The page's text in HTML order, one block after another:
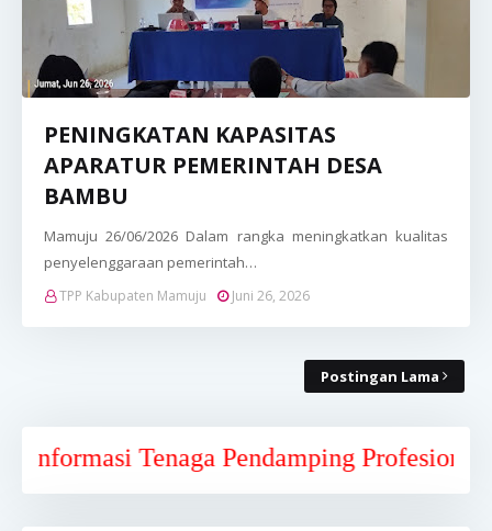
PENINGKATAN KAPASITAS
APARATUR PEMERINTAH DESA
BAMBU
Mamuju 26/06/2026 Dalam rangka meningkatkan kualitas
penyelenggaraan pemerintah…
TPP Kabupaten Mamuju Juni 26, 2026
Postingan Lama
Tenaga Pendamping Profesional